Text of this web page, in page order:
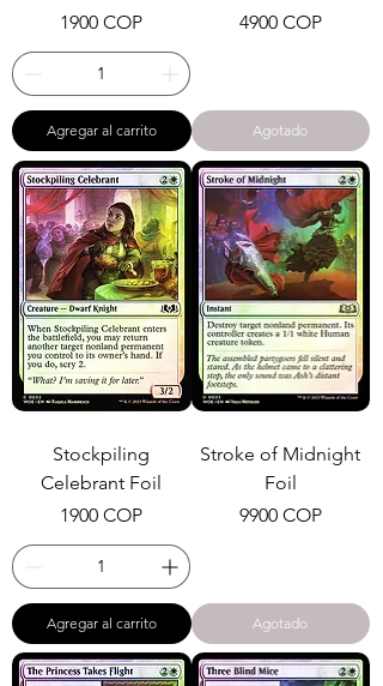
Precio
1900 COP
Agregar al carrito
Precio
4900 COP
Agotado
Stockpiling
Celebrant Foil
Precio
1900 COP
Agregar al carrito
Stroke of Midnight
Foil
Precio
9900 COP
Agotado